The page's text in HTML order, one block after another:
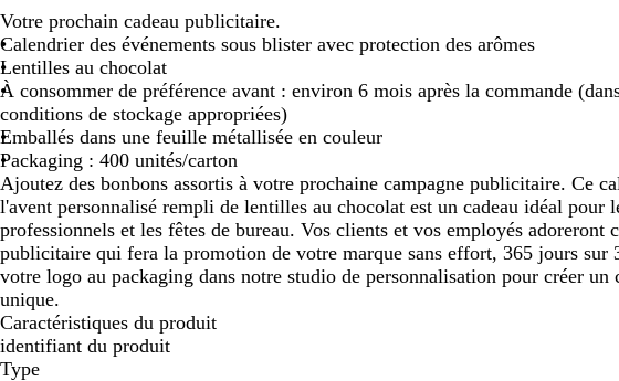
défiler
Votre prochain cadeau publicitaire.
Calendrier des événements sous blister avec protection des arômes
Lentilles au chocolat
À consommer de préférence avant : environ 6 mois après la commande
conditions de stockage appropriées)
Emballés dans une feuille métallisée en couleur
Packaging : 400 unités/carton
Ajoutez des bonbons assortis à votre prochaine campagne publicitaire. Ce
l'avent personnalisé rempli de lentilles au chocolat est un cadeau idéal pour
professionnels et les fêtes de bureau. Vos clients et vos employés adoreront
publicitaire qui fera la promotion de votre marque sans effort, 365 jours sur
votre logo au packaging dans notre studio de personnalisation pour créer un
unique.
Caractéristiques du produit
identifiant du produit
Type